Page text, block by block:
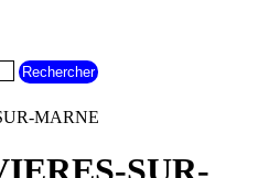
MARNE